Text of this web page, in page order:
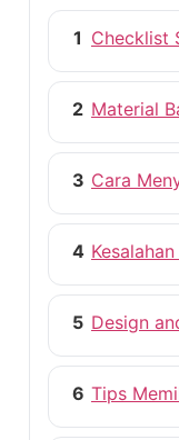
1 Checklist
2 Material
3 Cara
4
5 Design
6 Tips